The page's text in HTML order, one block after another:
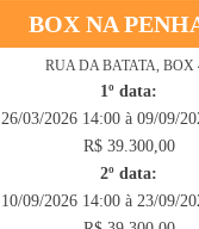
BOX NA
RUA DA BATATA, BOX
1º data:
26/03/2026 14:00 à 09/09/
R$ 39.300,00
2º data:
10/09/2026 14:00 à 23/09/